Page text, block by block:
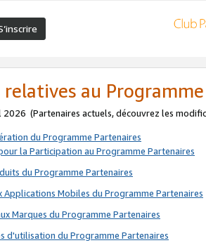
relatives au
2026 (Partenaires actuels, découvrez les
du Programme Partenaires
la Participation au Programme Partenaires
du Programme Partenaires
Applications Mobiles du Programme Partenaires
Marques du Programme Partenaires
d'utilisation du Programme Partenaires